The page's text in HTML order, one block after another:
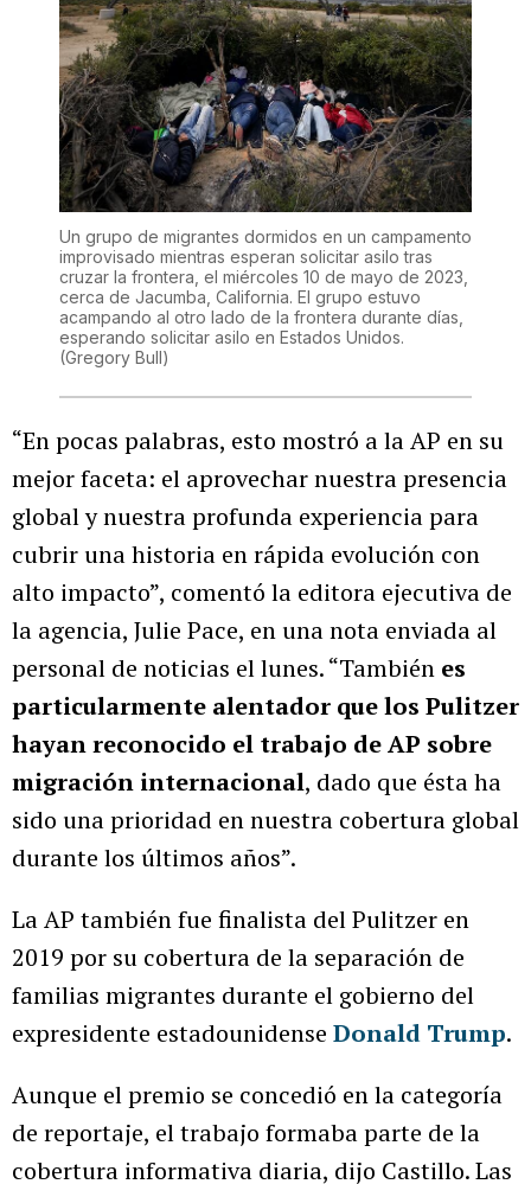
Un grupo de migrantes dormidos en un campamento
improvisado mientras esperan solicitar asilo tras
cruzar la frontera, el miércoles 10 de mayo de 2023,
cerca de Jacumba, California. El grupo estuvo
acampando al otro lado de la frontera durante días,
esperando solicitar asilo en Estados Unidos.
(Gregory Bull)
“En pocas palabras, esto mostró a la AP en su
mejor faceta: el aprovechar nuestra presencia
global y nuestra profunda experiencia para
cubrir una historia en rápida evolución con
alto impacto”, comentó la editora ejecutiva de
la agencia, Julie Pace, en una nota enviada al
personal de noticias el lunes. “También es
particularmente alentador que los Pulitzer
hayan reconocido el trabajo de AP sobre
migración internacional, dado que ésta ha
sido una prioridad en nuestra cobertura global
durante los últimos años”.
La AP también fue finalista del Pulitzer en
2019 por su cobertura de la separación de
familias migrantes durante el gobierno del
expresidente estadounidense Donald Trump.
Aunque el premio se concedió en la categoría
de reportaje, el trabajo formaba parte de la
cobertura informativa diaria, dijo Castillo. Las